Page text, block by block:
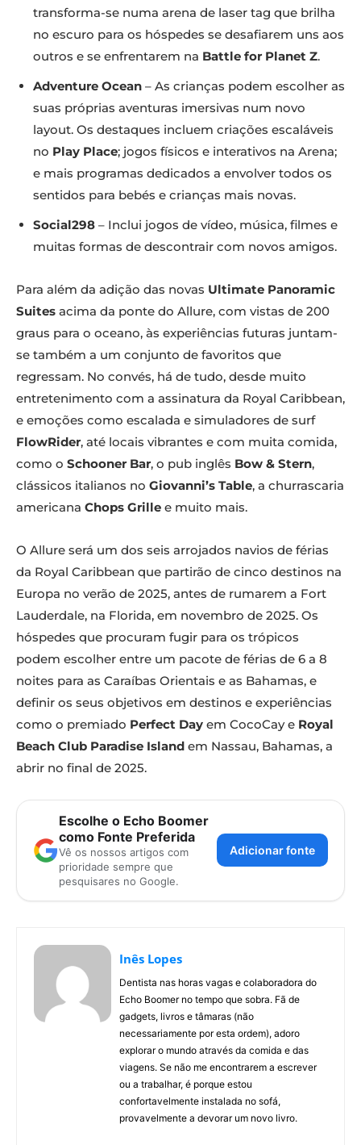
transforma-se numa arena de laser tag que brilha
no escuro para os hóspedes se desafiarem uns aos
outros e se enfrentarem na Battle for Planet Z.
Adventure Ocean – As crianças podem escolher as
suas próprias aventuras imersivas num novo
layout. Os destaques incluem criações escaláveis
no Play Place; jogos físicos e interativos na Arena;
e mais programas dedicados a envolver todos os
sentidos para bebés e crianças mais novas.
Social298 – Inclui jogos de vídeo, música, filmes e
muitas formas de descontrair com novos amigos.
Para além da adição das novas Ultimate Panoramic
Suites acima da ponte do Allure, com vistas de 200
graus para o oceano, às experiências futuras juntam-
se também a um conjunto de favoritos que
regressam. No convés, há de tudo, desde muito
entretenimento com a assinatura da Royal Caribbean,
e emoções como escalada e simuladores de surf
FlowRider, até locais vibrantes e com muita comida,
como o Schooner Bar, o pub inglês Bow & Stern,
clássicos italianos no Giovanni’s Table, a churrascaria
americana Chops Grille e muito mais.
O Allure será um dos seis arrojados navios de férias
da Royal Caribbean que partirão de cinco destinos na
Europa no verão de 2025, antes de rumarem a Fort
Lauderdale, na Florida, em novembro de 2025. Os
hóspedes que procuram fugir para os trópicos
podem escolher entre um pacote de férias de 6 a 8
noites para as Caraíbas Orientais e as Bahamas, e
definir os seus objetivos em destinos e experiências
como o premiado Perfect Day em CocoCay e Royal
Beach Club Paradise Island em Nassau, Bahamas, a
abrir no final de 2025.
Escolhe o Echo Boomer
como Fonte Preferida
Vê os nossos artigos com
prioridade sempre que
pesquisares no Google.
Adicionar fonte
Inês Lopes
Dentista nas horas vagas e colaboradora do
Echo Boomer no tempo que sobra. Fã de
gadgets, livros e tâmaras (não
necessariamente por esta ordem), adoro
explorar o mundo através da comida e das
viagens. Se não me encontrarem a escrever
ou a trabalhar, é porque estou
confortavelmente instalada no sofá,
provavelmente a devorar um novo livro.